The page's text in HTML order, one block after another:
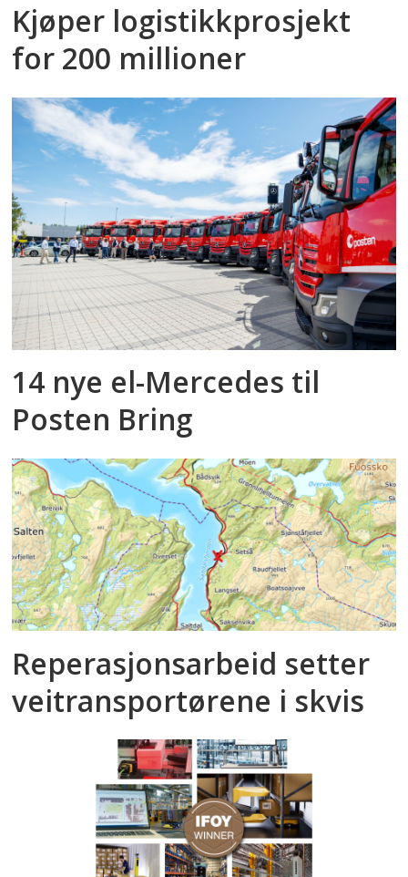
Kjøper logistikkprosjekt
for 200 millioner
14 nye el-Mercedes til
Posten Bring
Reperasjonsarbeid setter
veitransportørene i skvis